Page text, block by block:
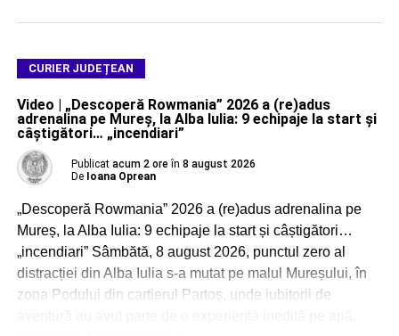
CURIER JUDEȚEAN
Video | „Descoperă Rowmania” 2026 a (re)adus
adrenalina pe Mureș, la Alba Iulia: 9 echipaje la start și
câștigători… „incendiari”
Publicat acum 2 ore în 8 august 2026
De Ioana Oprean
„Descoperă Rowmania” 2026 a (re)adus adrenalina pe
Mureș, la Alba Iulia: 9 echipaje la start și câștigători…
„incendiari” Sâmbătă, 8 august 2026, punctul zero al
distracției din Alba Iulia s-a mutat pe malul Mureșului, în
zona Podului din cartierul Partoș, unde iubitorii de